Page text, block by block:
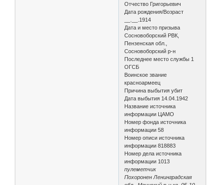
Отчество Григорьевич
Дата рождения/Возраст
__.__.1914
Дата и место призыва
Сосновоборский РВК,
Пензенская обл.,
Сосновоборский р-н
Последнее место службы 1
ОГСБ
Воинское звание
красноармеец
Причина выбытия убит
Дата выбытия 14.04.1942
Название источника
информации ЦАМО
Номер фонда источника
информации 58
Номер описи источника
информации 818883
Номер дела источника
информации 1013
пулеметчик
Похоронен Ленинградская